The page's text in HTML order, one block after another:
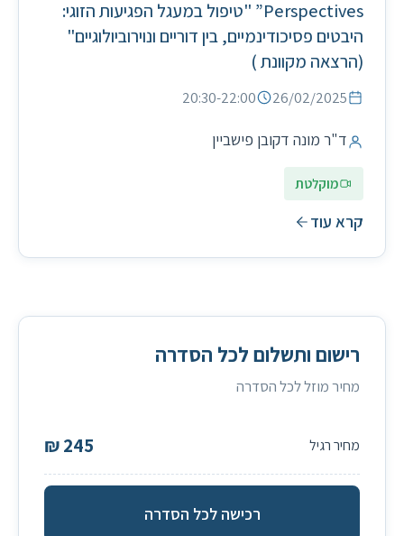
Perspectives” "טיפול במעגל הפגיעות הזוגי:
היבטים פסיכודינמיים, בין דוריים ונוירוביולוגיים"
(הרצאה מקוונת )
26/02/2025
20:30-22:00
ד"ר מונה דקובן פישביין
מוקלטת
קרא עוד
רישום ותשלום לכל הסדרה
מחיר מוזל לכל הסדרה
245 ₪
רכישה לכל הסדרה